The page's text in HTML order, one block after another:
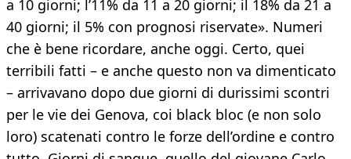
a 10 giorni; l’11% da 11 a 20 giorni; il 18% da 21 a
40 giorni; il 5% con prognosi riservate». Numeri
che è bene ricordare, anche oggi. Certo, quei
terribili fatti – e anche questo non va dimenticato
– arrivavano dopo due giorni di durissimi scontri
per le vie dei Genova, coi black bloc (e non solo
loro) scatenati contro le forze dell’ordine e contro